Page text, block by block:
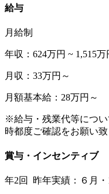
給与
月給制
年収：624万円 ~ 1,515万
月収：33万円～
月額基本給：28万円～
※給与・残業代等につ
時都度ご確認をお願い
賞与・インセンティブ
年2回 昨年実績：６月・